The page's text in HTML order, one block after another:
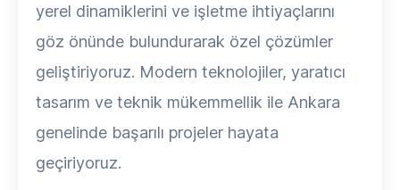
yerel dinamiklerini ve işletme ihtiyaçlarını
göz önünde bulundurarak özel çözümler
geliştiriyoruz. Modern teknolojiler, yaratıcı
tasarım ve teknik mükemmellik ile Ankara
genelinde başarılı projeler hayata
geçiriyoruz.